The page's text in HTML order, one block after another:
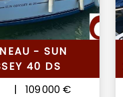
- SUN
40 DS
|
109 000 €